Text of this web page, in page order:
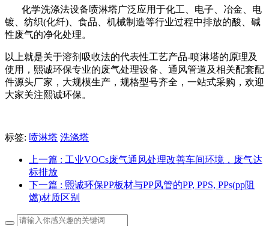
化学洗涤法设备喷淋塔广泛应用于化工、电子、冶金、电
镀、纺织(化纤)、食品、机械制造等行业过程中排放的酸、碱
性废气的净化处理。
以上就是关于溶剂吸收法的代表性工艺产品-喷淋塔的原理及
使用，熙诚环保专业的废气处理设备、通风管道及相关配套配
件源头厂家，大规模生产，规格型号齐全，一站式采购，欢迎
大家关注熙诚环保。
标签: 喷淋塔 洗涤塔
上一篇 : 工业VOCs废气通风处理改善车间环境，废气达
标排放
下一篇 : 熙诚环保PP板材与PP风管的PP, PPS, PPs(pp阻
燃)材质区别